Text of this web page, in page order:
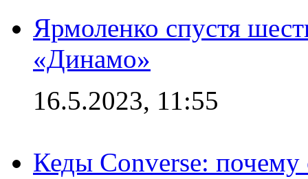
Ярмоленко спустя
«Динамо»
16.5.2023, 11:55
Кеды Converse: